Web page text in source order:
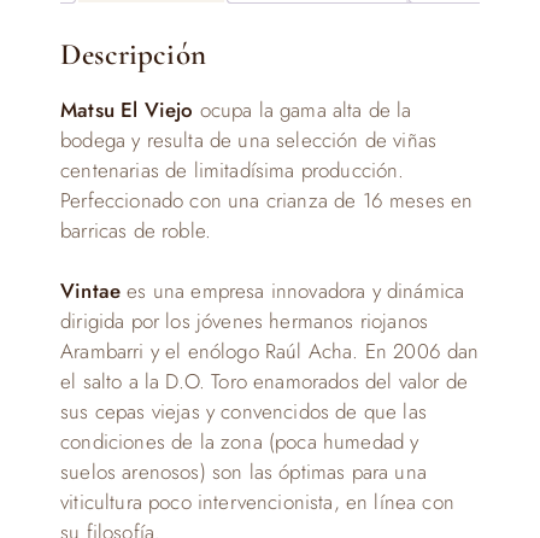
Descripción
Matsu El Viejo ocupa la gama alta de la
bodega y resulta de una selección de viñas
centenarias de limitadísima producción.
Perfeccionado con una crianza de 16 meses en
barricas de roble.
Vintae es una empresa innovadora y dinámica
dirigida por los jóvenes hermanos riojanos
Arambarri y el enólogo Raúl Acha. En 2006 dan
el salto a la D.O. Toro enamorados del valor de
sus cepas viejas y convencidos de que las
condiciones de la zona (poca humedad y
suelos arenosos) son las óptimas para una
viticultura poco intervencionista, en línea con
su filosofía.